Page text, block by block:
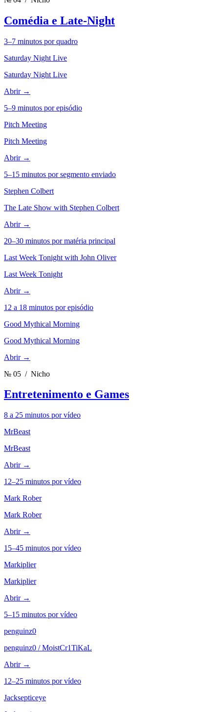
Comédia e Late-Night
3–7 minutos por quadro
Saturday Night Live
Saturday Night Live
Abrir →
5–9 minutos por episódio
Pitch Meeting
Pitch Meeting
Abrir →
5–15 minutos por segmento enviado
Stephen Colbert
The Late Show with Stephen Colbert
Abrir →
20–30 minutos por matéria principal
Last Week Tonight with John Oliver
Last Week Tonight
Abrir →
12 a 18 minutos por episódio
Good Mythical Morning
Good Mythical Morning
Abrir →
№ 05 / Nicho
Entretenimento e Games
8 a 25 minutos por vídeo
MrBeast
MrBeast
Abrir →
12–25 minutos por vídeo
Mark Rober
Mark Rober
Abrir →
15–45 minutos por vídeo
Markiplier
Markiplier
Abrir →
5–15 minutos por vídeo
penguinz0
penguinz0 / MoistCr1TiKaL
Abrir →
12–25 minutos por vídeo
Jacksepticeye